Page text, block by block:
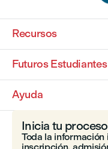
Recursos
Futuros Estudiantes
Ayuda
Inicia tu
Toda la